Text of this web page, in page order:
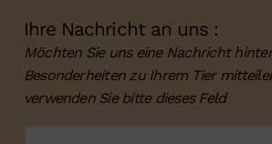
Ihre Nachricht an uns :
Möchten Sie uns eine Nachricht
Besonderheiten zu Ihrem Tier
verwenden Sie bitte dieses Feld